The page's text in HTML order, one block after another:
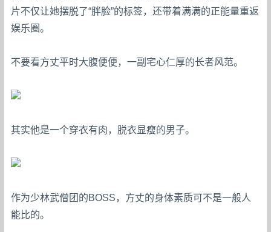
片不仅让她摆脱了“胖脸”的标签，还带着满满的正能量重返
娱乐圈。
不要看方丈平时大腹便便，一副宅心仁厚的长者风范。
其实他是一个穿衣有肉，脱衣显瘦的男子。
作为少林武僧团的BOSS，方丈的身体素质可不是一般人
能比的。